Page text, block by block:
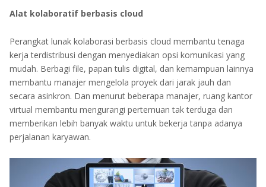
Alat kolaboratif berbasis cloud
Perangkat lunak kolaborasi berbasis cloud membantu tenaga
kerja terdistribusi dengan menyediakan opsi komunikasi yang
mudah. Berbagi file, papan tulis digital, dan kemampuan lainnya
membantu manajer mengelola proyek dari jarak jauh dan
secara asinkron. Dan menurut beberapa manajer, ruang kantor
virtual membantu mengurangi pertemuan tak terduga dan
memberikan lebih banyak waktu untuk bekerja tanpa adanya
perjalanan karyawan.